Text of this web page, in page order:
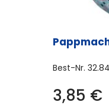
Best-Nr.
3,85 €